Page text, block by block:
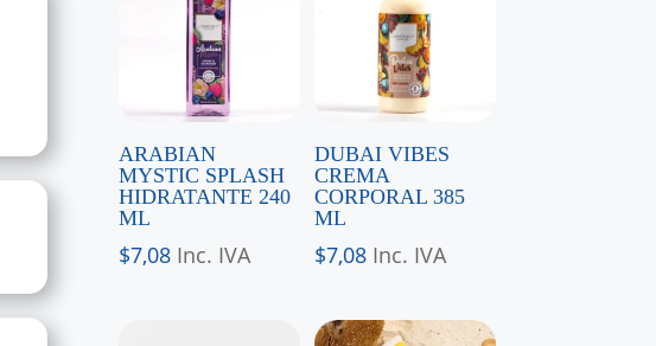
ARABIAN
MYSTIC SPLASH
HIDRATANTE 240
ML
$7,08 Inc. IVA
DUBAI VIBES
CREMA
CORPORAL 385
ML
$7,08 Inc. IVA